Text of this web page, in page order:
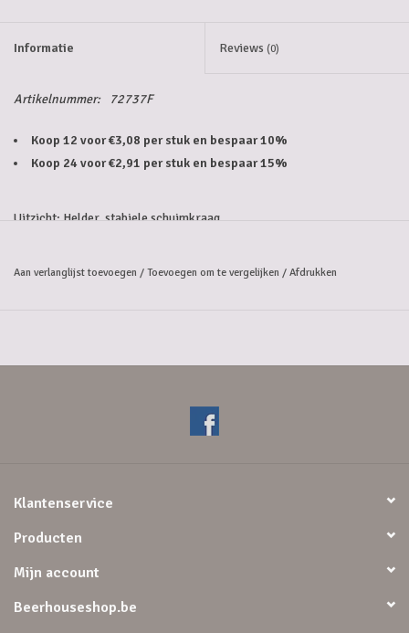
Informatie Reviews (0)
Artikelnummer: 72737F
Koop 12 voor €3,08 per stuk en bespaar 10%
Koop 24 voor €2,91 per stuk en bespaar 15%
Uitzicht: Helder, stabiele schuimkraag
Smaak: Zoet, moutig, kruidig, fruitig, prikkelend mondgevoel met
Hij prikkelt je mond en verleidt al je zintuigen met zijn fruit, hop, gist
kruidentoetsen brengt je in vervoering. En terwijl jij geniet van zijn
zachtbittere afdronk maakt hij zich uit de voeten. Santé!
Aan verlanglijst toevoegen / Toevoegen om te vergelijken / Afdrukken
Klantenservice
Producten
Mijn account
Beerhouseshop.be